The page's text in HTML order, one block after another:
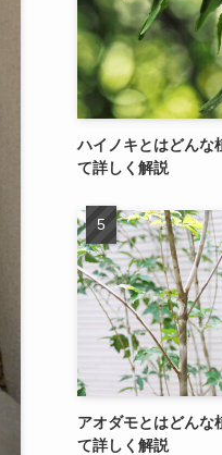
ハイノキとはどんな
て詳しく解説
アオダモとはどんな
て詳しく解説